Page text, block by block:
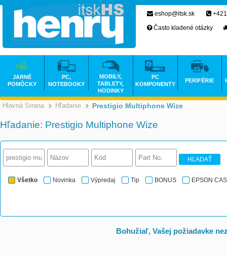
Hlavná Strana Hľadanie Prestigio Multiphone Wize
Hľadanie: Prestigio Multiphone Wize
HĽADAŤ
Všetko Novinka Výpredaj Tip BONUS EPSON
Bohužiaľ, Vašej požiadavke
eshop@itsk.sk
Často kladené otázky
JARNÉ
POMÔCKY
PC,
NOTEBOOKY
MOBILY,
TABLETY,
HODINKY
PC
KOMPONENTY
PERIFÉRIE